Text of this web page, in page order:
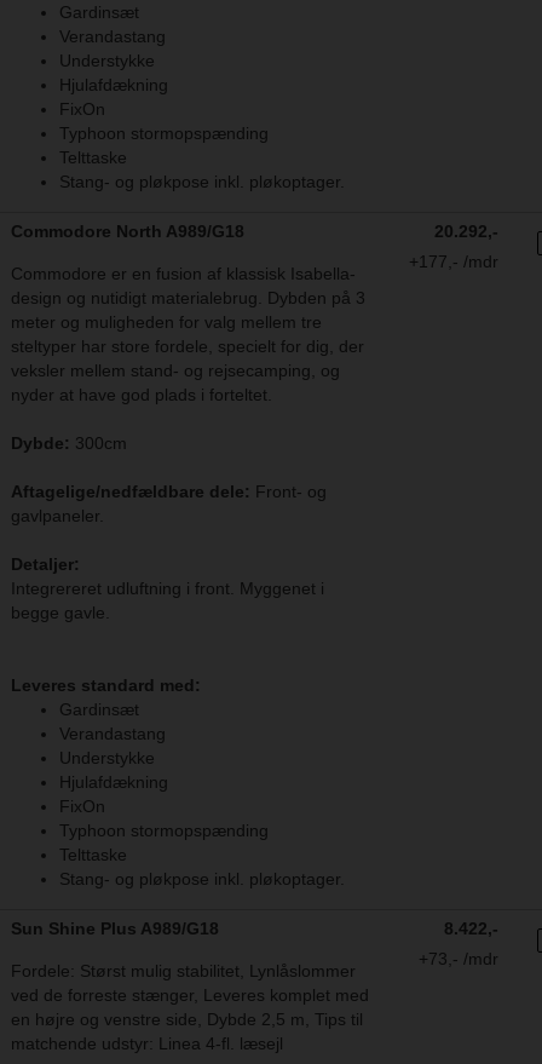
Gardinsæt
Verandastang
Understykke
Hjulafdækning
FixOn
Typhoon stormopspænding
Telttaske
Stang- og pløkpose inkl. pløkoptager.
20.292,-
+177,- /mdr
Commodore North A989/G18
Commodore er en fusion af klassisk Isabella-
design og nutidigt materialebrug. Dybden på 3
meter og muligheden for valg mellem tre
steltyper har store fordele, specielt for dig, der
veksler mellem stand- og rejsecamping, og
nyder at have god plads i forteltet.
Dybde: 300cm
Aftagelige/nedfældbare dele: Front- og
gavlpaneler.
Detaljer:
Integrereret udluftning i front. Myggenet i
begge gavle.
Leveres standard med:
Gardinsæt
Verandastang
Understykke
Hjulafdækning
FixOn
Typhoon stormopspænding
Telttaske
Stang- og pløkpose inkl. pløkoptager.
8.422,-
+73,- /mdr
Sun Shine Plus A989/G18
Fordele: Størst mulig stabilitet, Lynlåslommer
ved de forreste stænger, Leveres komplet med
en højre og venstre side, Dybde 2,5 m, Tips til
matchende udstyr: Linea 4-fl. læsejl